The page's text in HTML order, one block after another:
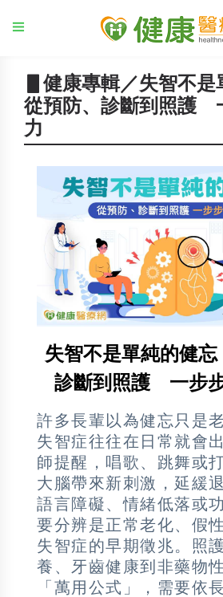
▋健康專輯／失智不是
從預防、診斷到照護
力
失智不是單純的健忘
診斷到照護 一步
許多長輩以為健忘只是
失智症往往在日常就會
師提醒，唱歌、跳舞或
大腦帶來新刺激，延緩
語言障礙、情緒低落或
要分辨是正常老化、假
失智症的早期徵兆。照
養、牙齒健康到非藥物
「萬用公式」，需要依